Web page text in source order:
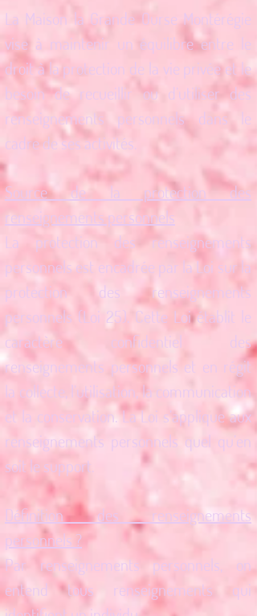
La Maison la Grande Ourse Montérégie
vise à maintenir un équilibre entre le
droit à la protection de la vie privée et le
besoin de recueillir ou d’utiliser des
renseignements personnels dans le
cadre de ses activités.
Source de la protection des
renseignements personnels
La protection des renseignements
personnels est encadrée par la Loi sur la
protection des renseignements
personnels (Loi 25). Cette Loi établit le
caractère confidentiel des
renseignements personnels et en régit
la collecte, l’utilisation, la communication
et la conservation. La Loi s’applique aux
renseignements personnels quel qu’en
soit le support.
Définition des renseignements
personnels ?
Par renseignements personnels, on
entend tous renseignements qui